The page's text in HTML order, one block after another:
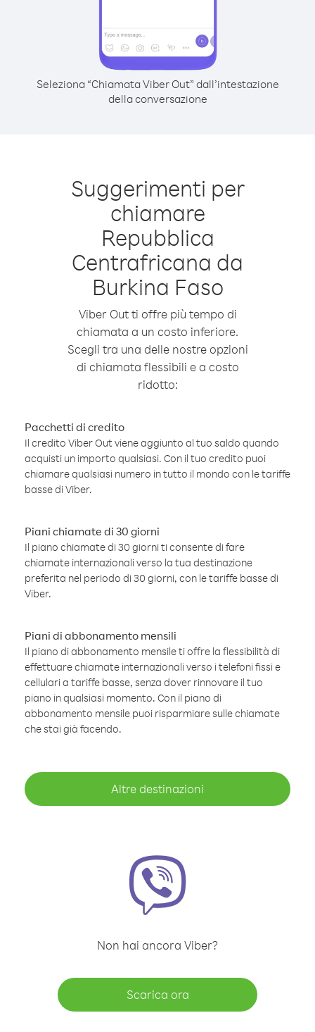
Seleziona “Chiamata Viber Out” dall’intestazione
della conversazione
Suggerimenti per
chiamare
Repubblica
Centrafricana da
Burkina Faso
Viber Out ti offre più tempo di
chiamata a un costo inferiore.
Scegli tra una delle nostre opzioni
di chiamata flessibili e a costo
ridotto:
Pacchetti di credito
Il credito Viber Out viene aggiunto al tuo saldo quando
acquisti un importo qualsiasi. Con il tuo credito puoi
chiamare qualsiasi numero in tutto il mondo con le tariffe
basse di Viber.
Piani chiamate di 30 giorni
Il piano chiamate di 30 giorni ti consente di fare
chiamate internazionali verso la tua destinazione
preferita nel periodo di 30 giorni, con le tariffe basse di
Viber.
Piani di abbonamento mensili
Il piano di abbonamento mensile ti offre la flessibilità di
effettuare chiamate internazionali verso i telefoni fissi e
cellulari a tariffe basse, senza dover rinnovare il tuo
piano in qualsiasi momento. Con il piano di
abbonamento mensile puoi risparmiare sulle chiamate
che stai già facendo.
Altre destinazioni
Non hai ancora Viber?
Scarica ora